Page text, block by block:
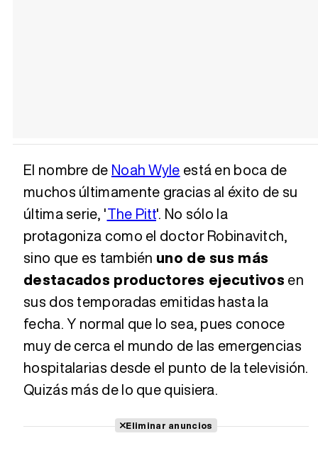
El nombre de Noah Wyle está en boca de
muchos últimamente gracias al éxito de su
última serie, 'The Pitt'. No sólo la
protagoniza como el doctor Robinavitch,
sino que es también uno de sus más
destacados productores ejecutivos en
sus dos temporadas emitidas hasta la
fecha. Y normal que lo sea, pues conoce
muy de cerca el mundo de las emergencias
hospitalarias desde el punto de la televisión.
Quizás más de lo que quisiera.
Eliminar anuncios